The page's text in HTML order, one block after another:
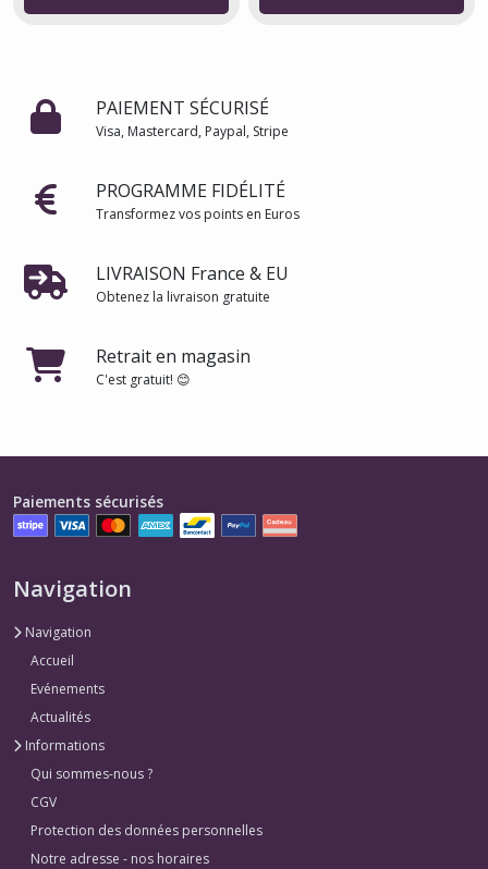
PAIEMENT SÉCURISÉ
Visa, Mastercard, Paypal, Stripe
PROGRAMME FIDÉLITÉ
Transformez vos points en Euros
LIVRAISON France & EU
Obtenez la livraison gratuite
Retrait en magasin
C'est gratuit! 😊
Paiements sécurisés
Navigation
Navigation
Accueil
Evénements
Actualités
Informations
Qui sommes-nous ?
CGV
Protection des données personnelles
Notre adresse - nos horaires